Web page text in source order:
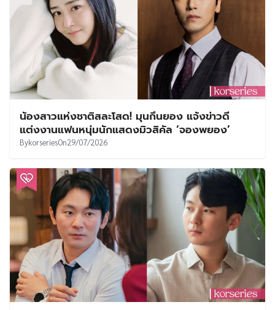
น้องสาวแห่งชาติสละโสด! มุนกึนยอง แจ้งข่าวดี
แต่งงานแฟนหนุ่มนักแสดงมิวสิคัล ‘จองพยอง’
BykorseriesOn29/07/2026